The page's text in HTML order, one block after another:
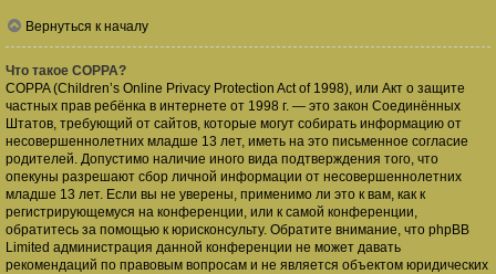
Вернуться к началу
Что такое COPPA?
COPPA (Children’s Online Privacy Protection Act of 1998), или Акт о защите
частных прав ребёнка в интернете от 1998 г. — это закон Соединённых
Штатов, требующий от сайтов, которые могут собирать информацию от
несовершеннолетних младше 13 лет, иметь на это письменное согласие
родителей. Допустимо наличие иного вида подтверждения того, что
опекуны разрешают сбор личной информации от несовершеннолетних
младше 13 лет. Если вы не уверены, применимо ли это к вам, как к
регистрирующемуся на конференции, или к самой конференции,
обратитесь за помощью к юрисконсульту. Обратите внимание, что phpBB
Limited администрация данной конференции не может давать
рекомендаций по правовым вопросам и не является объектом юридических